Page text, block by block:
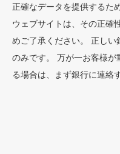
正確なデータを提供するた
ウェブサイトは、その正確
めご了承ください。 正し
のみです。 万が一お客様
る場合は、まず銀行に連絡